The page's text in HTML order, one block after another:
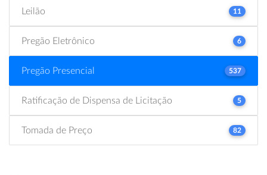
Leilão 11
Pregão Eletrônico 6
Pregão Presencial 537
Ratificação de Dispensa de Licitação 5
Tomada de Preço 82